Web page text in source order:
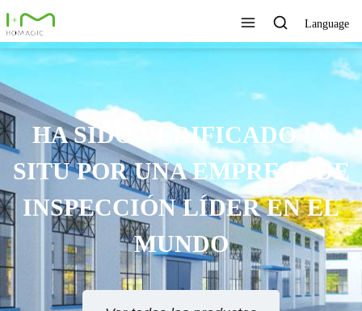
Language
TECNOLOGÍA ÚNICA,
EXCELENTE CALIDAD,
SERVICIO RÁPIDO
Ver todos los productos